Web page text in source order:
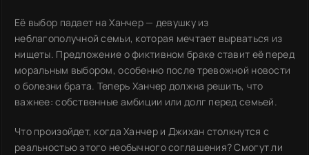
Её выбор падает на Ханчер — девушку из
неблагополучной семьи, которая мечтает вырваться из
нищеты. Предложение о фиктивном браке ставит её перед
моральным выбором, особенно после тревожной новости
о болезни брата. Теперь Ханчер должна решить, что
важнее: собственные амбиции или долг перед семьей.
Что произойдет, когда Ханчер и Джихан столкнутся с
реальностью этого необычного соглашения? Смогут ли